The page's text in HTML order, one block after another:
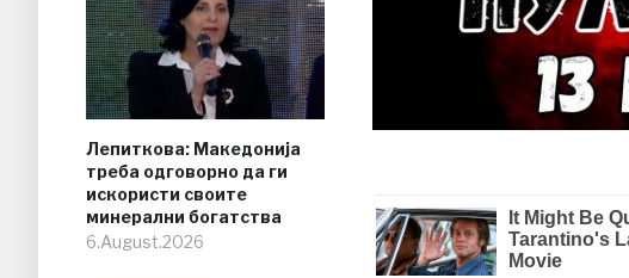
Лепиткова: Македонија
треба одговорно да ги
искористи своите
минерални богатства
6.August.2026